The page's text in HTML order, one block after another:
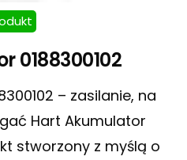
0188300102
– zasilanie, na
Hart Akumulator
stworzony z myślą o